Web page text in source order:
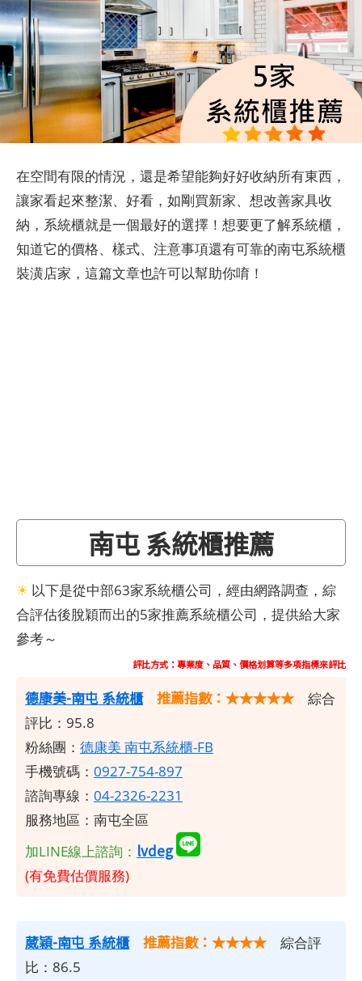
在空間有限的情況，還是希望能夠好好收納所有東西，
讓家看起來整潔、好看，如剛買新家、想改善家具收
納，系統櫃就是一個最好的選擇！想要更了解系統櫃，
知道它的價格、樣式、注意事項還有可靠的南屯系統櫃
裝潢店家，這篇文章也許可以幫助你唷！
南屯 系統櫃推薦
☀ 以下是從中部63家系統櫃公司，經由網路調查，綜
合評估後脫穎而出的5家推薦系統櫃公司，提供給大家
參考～
評比方式：專業度、品質、價格划算等多項指標來評比
德康美-南屯 系統櫃 推薦指數：★★★★★ 綜合
評比：95.8
粉絲團： 德康美 南屯系統櫃-FB
手機號碼： 0927-754-897
諮詢專線： 04-2326-2231
服務地區：南屯全區
加LINE線上諮詢： lvdeg
(有免費估價服務)
葳穎-南屯 系統櫃 推薦指數：★★★★ 綜合評
比：86.5